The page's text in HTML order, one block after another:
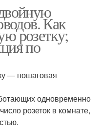
Как
розетку;
по
— пошаговая
одновременно
розеток в комнате,